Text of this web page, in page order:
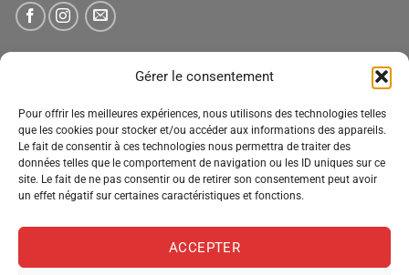
Gérer le consentement
Pour offrir les meilleures expériences, nous utilisons des technologies telles
que les cookies pour stocker et/ou accéder aux informations des appareils.
Le fait de consentir à ces technologies nous permettra de traiter des
données telles que le comportement de navigation ou les ID uniques sur ce
site. Le fait de ne pas consentir ou de retirer son consentement peut avoir
un effet négatif sur certaines caractéristiques et fonctions.
ACCEPTER
Tenez-vous informé des nouveautés, des offres spéciales
et des remises.